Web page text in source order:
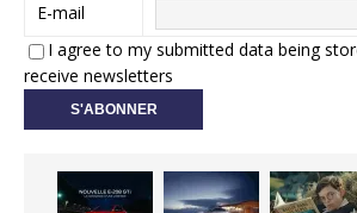
E-mail
I agree to my submitted data being
receive newsletters